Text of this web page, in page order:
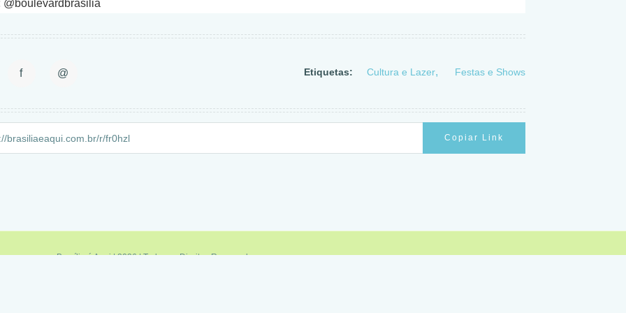
@boulevardbrasilia
f @ Etiquetas: Cultura e Lazer Festas e Shows
Copiar Link
Brasília é Aqui | 2026 | Todos os Direitos Reservados